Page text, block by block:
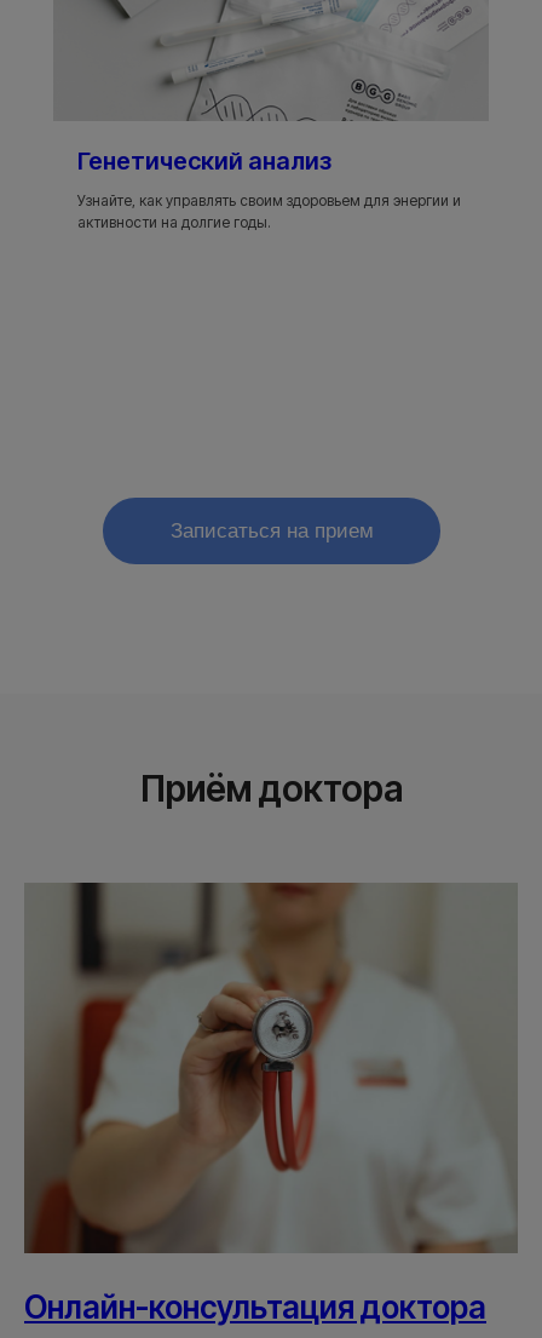
Генетический анализ
Узнайте, как управлять своим здоровьем для энергии и
активности на долгие годы.
Записаться на прием
Приём доктора
Онлайн-консультация доктора